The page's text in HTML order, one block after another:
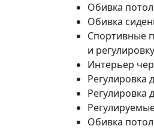
Обивка
Обивка
Спортивные
и
Интерьер
Регулировка
Регулировка
Обивка